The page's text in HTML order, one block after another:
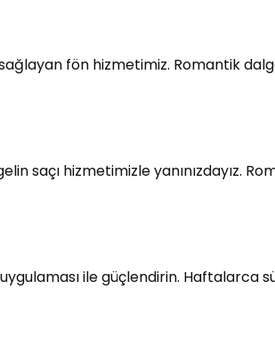
fön hizmetimiz. Romantik
saçı hizmetimizle yanınızdayız.
ile güçlendirin. Haftalarca